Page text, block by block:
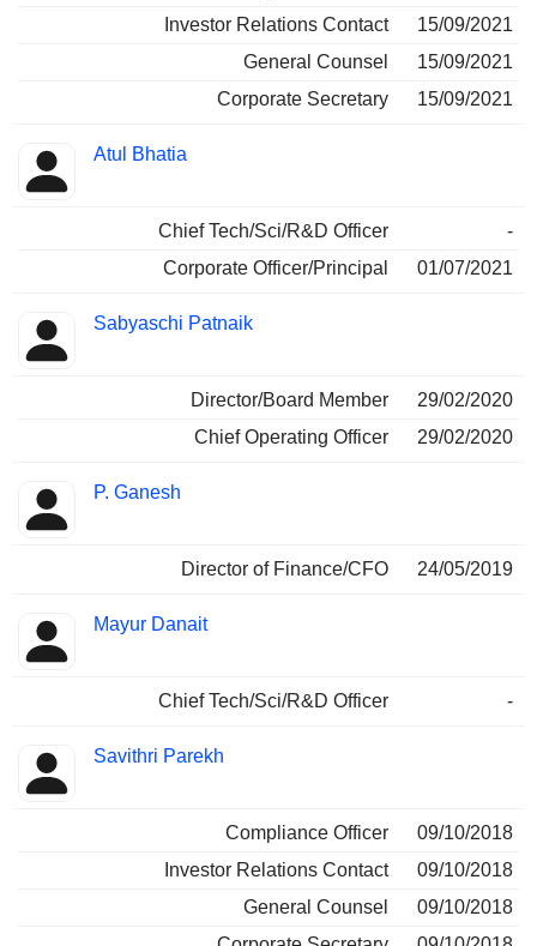
Investor Relations Contact
15/09/2021
General Counsel
15/09/2021
Corporate Secretary
15/09/2021
Atul Bhatia
Chief Tech/Sci/R&D Officer
-
Corporate Officer/Principal
01/07/2021
Sabyaschi Patnaik
Director/Board Member
29/02/2020
Chief Operating Officer
29/02/2020
P. Ganesh
Director of Finance/CFO 24/05/2019
Mayur Danait
Chief Tech/Sci/R&D Officer -
Savithri Parekh
Compliance Officer
09/10/2018
Investor Relations Contact
09/10/2018
General Counsel
09/10/2018